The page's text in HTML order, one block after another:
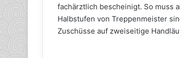
fachärztlich bescheinigt. So muss
Halbstufen von Treppenmeister
Zuschüsse auf zweiseitige